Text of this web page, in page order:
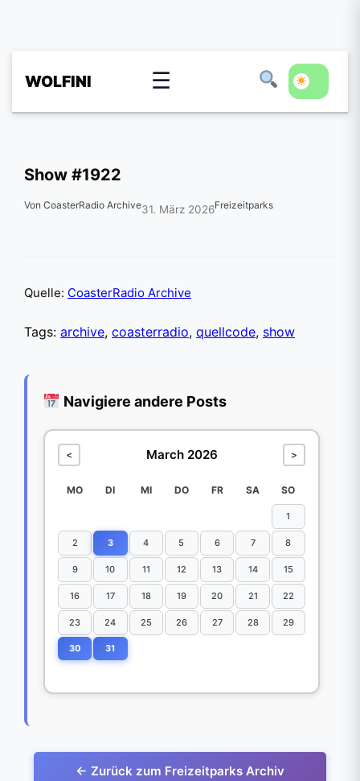
WOLFINI ☰
Show #1922
Von CoasterRadio Archive31. März 2026Freizeitparks
Quelle: CoasterRadio Archive
Tags: archive, coasterradio, quellcode, show
Navigiere andere Posts
< March 2026 >
MO DI MI DO FR SA SO
1
2 3 4 5 6 7 8
9 10 11 12 13 14 15
16 17 18 19 20 21 22
23 24 25 26 27 28 29
30 31
← Zurück zum Freizeitparks Archiv